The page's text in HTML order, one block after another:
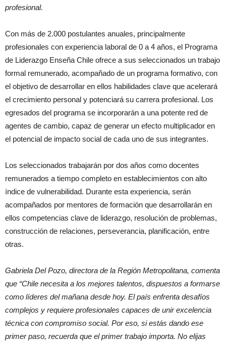
profesional.
Con más de 2.000 postulantes anuales, principalmente
profesionales con experiencia laboral de 0 a 4 años, el Programa
de Liderazgo Enseña Chile ofrece a sus seleccionados un trabajo
formal remunerado, acompañado de un programa formativo, con
el objetivo de desarrollar en ellos habilidades clave que acelerará
el crecimiento personal y potenciará su carrera profesional. Los
egresados del programa se incorporarán a una potente red de
agentes de cambio, capaz de generar un efecto multiplicador en
el potencial de impacto social de cada uno de sus integrantes.
Los seleccionados trabajarán por dos años como docentes
remunerados a tiempo completo en establecimientos con alto
índice de vulnerabilidad. Durante esta experiencia, serán
acompañados por mentores de formación que desarrollarán en
ellos competencias clave de liderazgo, resolución de problemas,
construcción de relaciones, perseverancia, planificación, entre
otras.
Gabriela Del Pozo, directora de la Región Metropolitana, comenta
que “Chile necesita a los mejores talentos, dispuestos a formarse
como líderes del mañana desde hoy. El país enfrenta desafíos
complejos y requiere profesionales capaces de unir excelencia
técnica con compromiso social. Por eso, si estás dando ese
primer paso, recuerda que el primer trabajo importa. No elijas